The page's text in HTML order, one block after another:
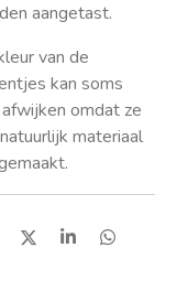
aangetast.
van de
kan soms
omdat ze
materiaal
D
S
D